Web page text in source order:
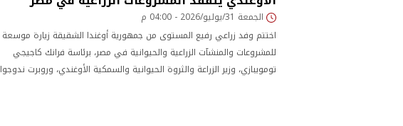
الجمعة 31/يوليو/2026 - 04:00 م
اختتم وفد زراعي رفيع المستوى من جمهورية أوغندا الشقيقة زيارة موسعة
للمشروعات والمنشآت الزراعية والحيوانية في مصر، برئاسة فرانك كاجيجي
تومويبازي، وزير الزراعة والثروة الحيوانية والسمكية الأوغندي، وروبرت ندوجوا